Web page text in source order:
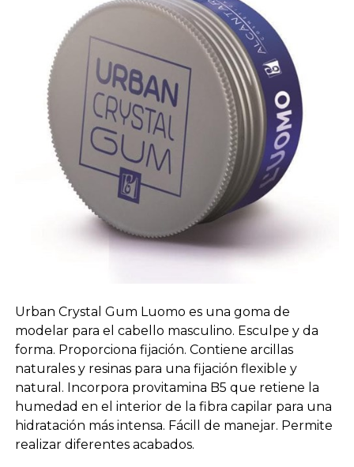
Urban Crystal Gum Luomo es una goma de
modelar para el cabello masculino. Esculpe y da
forma. Proporciona fijación. Contiene arcillas
naturales y resinas para una fijación flexible y
natural. Incorpora provitamina B5 que retiene la
humedad en el interior de la fibra capilar para una
hidratación más intensa. Fácill de manejar. Permite
realizar diferentes acabados.